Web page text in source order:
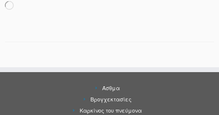
Loading…
Άσθμα
Βρογχεκτασίες
Καρκίνος του πνεύμονα